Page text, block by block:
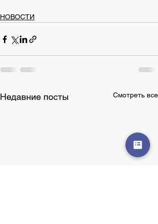
НОВОСТИ
Недавние посты Смотреть все